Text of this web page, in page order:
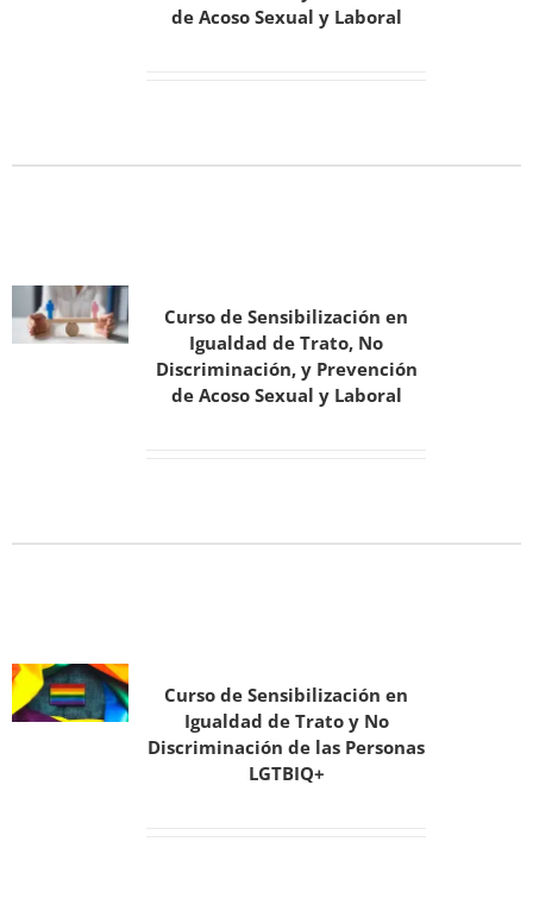
de Acoso Sexual y Laboral
Curso de Sensibilización en
Igualdad de Trato, No
Discriminación, y Prevención
de Acoso Sexual y Laboral
Curso de Sensibilización en
Igualdad de Trato y No
Discriminación de las Personas
LGTBIQ+